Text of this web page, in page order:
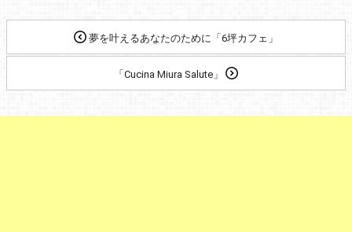
夢を叶えるあなたのために「6坪カフェ」
「Cucina Miura Salute」